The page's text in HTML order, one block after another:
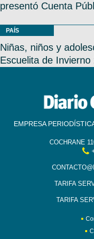
presentó Cuenta
PAÍS
Niñas, niños y
Escuelita de Invierno
EMPRESA
COCHRANE
TARIFA
TARIFA